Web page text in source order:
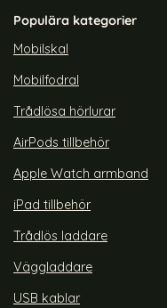
Populära kategorier
Mobilskal
Mobilfodral
Trådlösa hörlurar
AirPods tillbehör
Apple Watch armband
iPad tillbehör
Trådlös laddare
Väggladdare
USB kablar